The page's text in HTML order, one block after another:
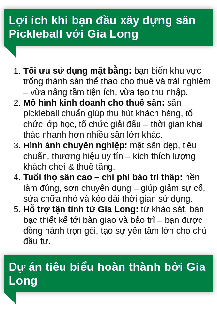
Lợi ích khi bạn đầu xây dựng sân
Pickleball với Gia Long
Tối ưu sử dụng mặt bằng: bạn biến khu vực
trống thành sân thể thao cho thuê và trải nghiệm
– vừa nâng tầm tiện ích, vừa tạo thu nhập.
Mô hình kinh doanh cho thuê sân: sân
pickleball chuẩn giúp thu hút khách hàng, tổ
chức lớp học, tổ chức giải đấu – thời gian khai
thác nhanh hơn nhiều sân lớn khác.
Hình ảnh chuyên nghiệp: mặt sân đẹp, tiêu
chuẩn, thương hiệu uy tín – kích thích lượng
khách chơi & thuê tăng.
Tuổi thọ sân cao – chi phí bảo trì thấp: nền
làm đúng, sơn chuyên dụng – giúp giảm sự cố,
sửa chữa nhỏ và kéo dài thời gian sử dụng.
Hỗ trợ tận tình từ Gia Long: từ khảo sát, bàn
bạc thiết kế tới bàn giao và bảo trì – bạn được
đồng hành trọn gói, tạo sự yên tâm lớn cho chủ
đầu tư.
Dự án tiêu biểu hoàn thành bởi Gia
Long